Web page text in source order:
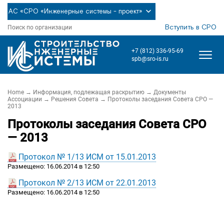
АС «СРО «Инженерные системы - проект»
Поиск по организации Вступить в СРО
+7 (812) 336-95-69
spb@sro-is.ru
Home → Информация, подлежащая раскрытию → Документы
Ассоциации → Решения Совета → Протоколы заседания Совета СРО —
2013
Протоколы заседания Совета СРО
— 2013
Протокол № 1/13 ИСМ от 15.01.2013
Размещено: 16.06.2014 в 12:50
Протокол № 2/13 ИСМ от 22.01.2013
Размещено: 16.06.2014 в 12:50